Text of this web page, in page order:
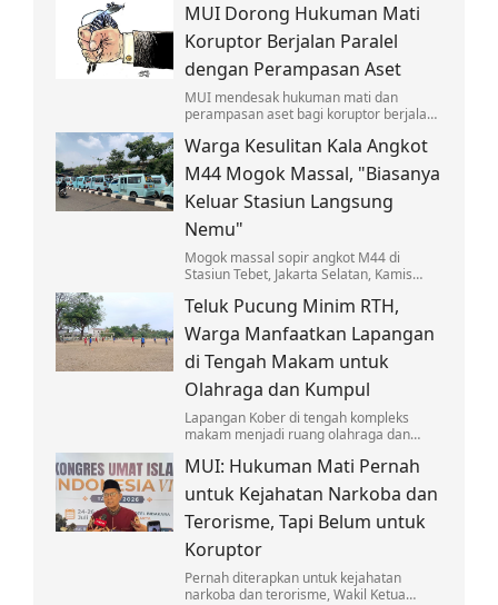
Rp24,5 Miliar.
MUI Dorong Hukuman Mati
Koruptor Berjalan Paralel
dengan Perampasan Aset
MUI mendesak hukuman mati dan
perampasan aset bagi koruptor berjalan
Warga Kesulitan Kala Angkot
M44 Mogok Massal, "Biasanya
Keluar Stasiun Langsung
Nemu"
Mogok massal sopir angkot M44 di
Stasiun Tebet, Jakarta Selatan, Kamis
yang selama ini mengandalkan angkot.
Teluk Pucung Minim RTH,
Warga Manfaatkan Lapangan
di Tengah Makam untuk
Olahraga dan Kumpul
Lapangan Kober di tengah kompleks
makam menjadi ruang olahraga dan
di tengah minimnya ruang terbuka hijau.
MUI: Hukuman Mati Pernah
untuk Kejahatan Narkoba dan
Terorisme, Tapi Belum untuk
Koruptor
Pernah diterapkan untuk kejahatan
narkoba dan terorisme, Wakil Ketua